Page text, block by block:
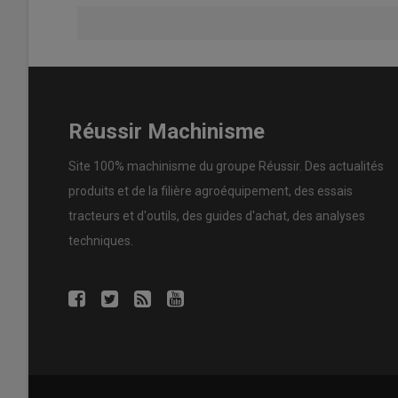
500 ch et plus(268 unités) se suivent de près, tandis
Evolution des immatriculations
neuves par famille en France au
Réussir Machinisme
Site 100% machinisme du groupe Réussir. Des actualités
produits et de la filière agroéquipement, des essais
tracteurs et d'outils, des guides d'achat, des analyses
techniques.